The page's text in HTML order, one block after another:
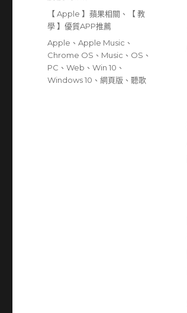
佈
日
分
類
【 Apple 】蘋果相關 、
【 教
學 】優質APP推薦
標
籤
Apple 、Apple Music 、
Chrome OS 、 Music 、 OS 、
PC 、Web 、Win 10 、
Windows 10 、網頁版 、聽歌